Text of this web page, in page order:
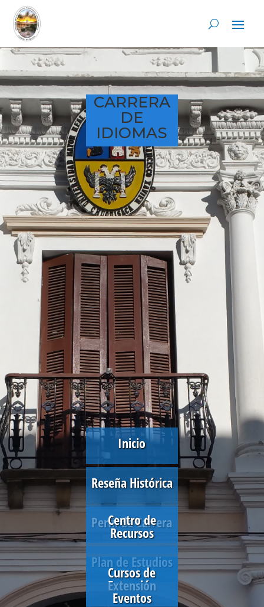
CARRERA
DE
IDIOMAS
Inicio
Reseña Histórica
Perfil de Carrera
Plan de Estudios
Centro de
Recursos
Cursos de
Extensión
Eventos